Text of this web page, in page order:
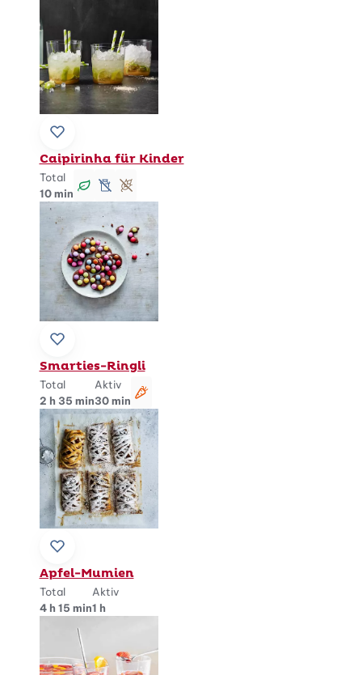
Zu Lieblingsrezepten hinzufügen
Caipirinha für Kinder
Total
10 min
veganlactosefrei
glutenfrei
Zu Lieblingsrezepten hinzufügen
Smarties-Ringli
Total
2 h 35 min
Aktiv
30 min
vegetarisch
Zu Lieblingsrezepten hinzufügen
Apfel-Mumien
Total
4 h 15 min
Aktiv
1 h